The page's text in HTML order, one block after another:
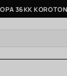
36KK